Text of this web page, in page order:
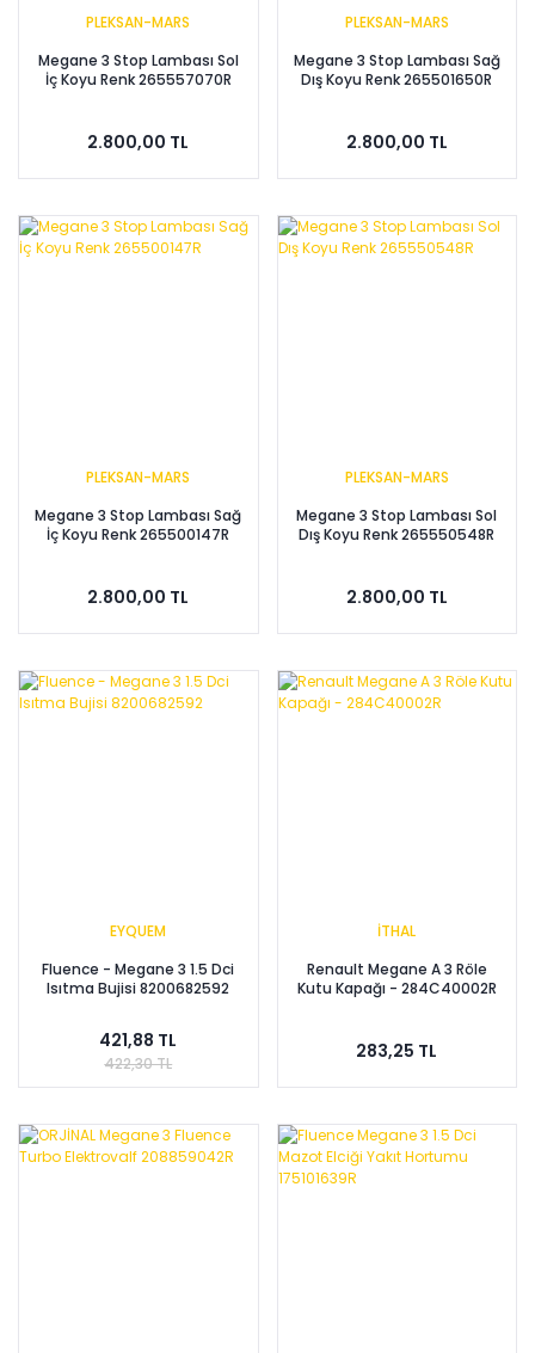
PLEKSAN-MARS
Megane 3 Stop Lambası Sol
İç Koyu Renk 265557070R
2.800,00 TL
PLEKSAN-MARS
Megane 3 Stop Lambası Sağ
Dış Koyu Renk 265501650R
2.800,00 TL
PLEKSAN-MARS
Megane 3 Stop Lambası Sağ
İç Koyu Renk 265500147R
2.800,00 TL
PLEKSAN-MARS
Megane 3 Stop Lambası Sol
Dış Koyu Renk 265550548R
2.800,00 TL
EYQUEM
Fluence - Megane 3 1.5 Dci
Isıtma Bujisi 8200682592
421,88 TL
422,30 TL
İTHAL
Renault Megane A 3 Röle
Kutu Kapağı - 284C40002R
283,25 TL